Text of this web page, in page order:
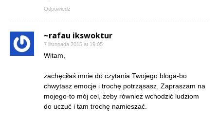
Odpowiedz
~rafau ikswoktur
7 listopada 2015 at 19:05
Witam,
zachęciłaś mnie do czytania Twojego bloga-bo
chwytasz emocje i trochę potrząsasz. Zapraszam na
mojego-to mój cel, żeby również wchodzić ludziom
do uczuć i tam trochę namieszać.